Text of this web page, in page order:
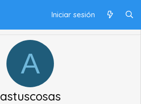
Iniciar sesión
A
astuscosas